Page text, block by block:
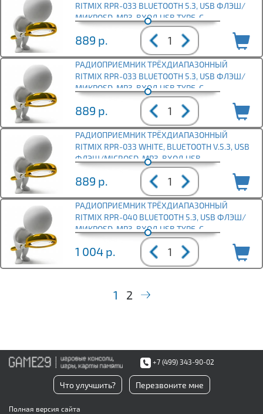
RITMIX RPR-033 BLUETOOTH 5.3, USB ФЛЭШ/
МИКРОSD, MP3, ВХОД USB TYPE-C,
889 р.
РАДИОПРИЕМНИК ТРЁХДИАПАЗОННЫЙ
RITMIX RPR-033 BLUETOOTH 5.3, USB ФЛЭШ/
МИКРОSD, MP3, ВХОД USB TYPE-C,
889 р.
РАДИОПРИЕМНИК ТРЁХДИАПАЗОННЫЙ
RITMIX RPR-033 WHITE, BLUETOOTH V.5.3, USB
ФЛЭШ/MICROSD, MP3, ВХОД USB
889 р.
РАДИОПРИЕМНИК ТРЁХДИАПАЗОННЫЙ
RITMIX RPR-040 BLUETOOTH 5.3, USB ФЛЭШ/
МИКРОSD, MP3, ВХОД USB TYPE-C,
1 004 р.
1 2
+7 (499) 343-90-02
Что улучшить? Перезвоните мне
Полная версия сайта